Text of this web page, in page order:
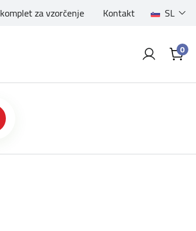
za vzorčenje Kontakt SL
0